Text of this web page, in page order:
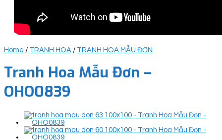
Home / TRANH HOA / TRANH HOA MẪU ĐƠN
Tranh Hoa Mẫu Đơn –
OHO0839